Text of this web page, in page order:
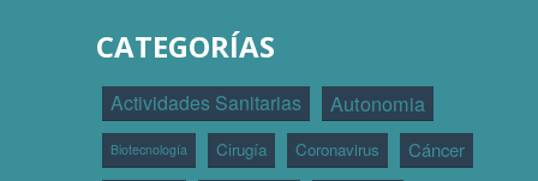
CATEGORÍAS
Actividades Sanitarias Autonomia
Biotecnología Cirugía Coronavirus Cáncer